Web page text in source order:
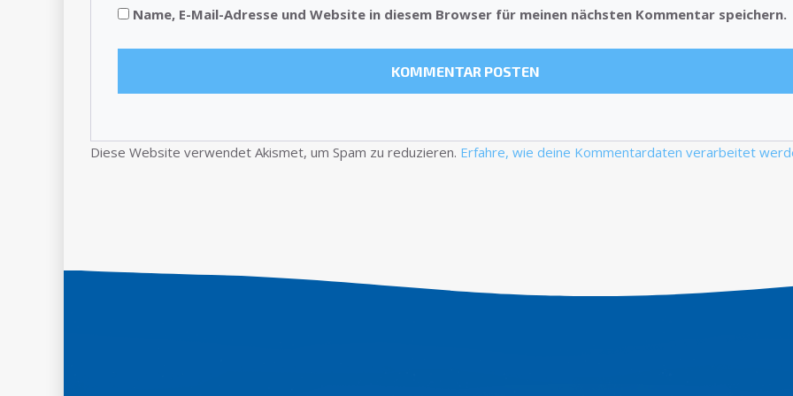
Name, E-Mail-Adresse und Website in diesem Browser für meinen nächsten Kommentar speichern.
Diese Website verwendet Akismet, um Spam zu reduzieren. Erfahre, wie deine Kommentardaten verarbeitet